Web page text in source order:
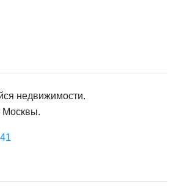
недвижимости.
Москвы.